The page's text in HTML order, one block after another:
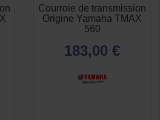
Courroie de transmission
Origine Yamaha TMAX
560
183,00 €
APERÇU
RAPIDE